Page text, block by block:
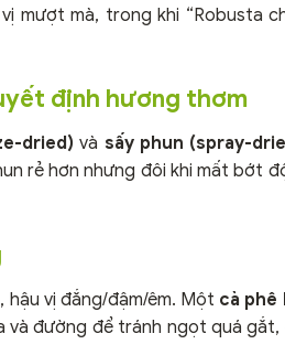
mượt mà, trong khi “Robusta
định hương thơm
dried) và sấy phun (spray-
rẻ hơn nhưng đôi khi mất bớt
hậu vị đắng/đậm/êm. Một cà phê
và đường để tránh ngọt quá